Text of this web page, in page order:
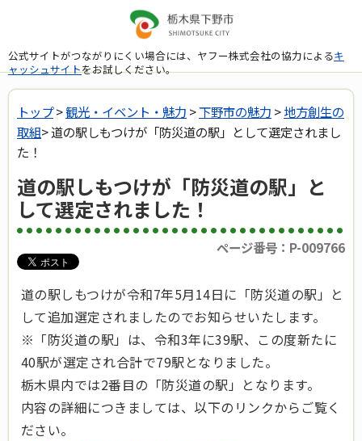
公式サイトがつながりにくい場合には、ヤフー株式会社の協力によるキ
ャッシュサイトをお試しください。
トップ>観光・イベント・魅力 >下野市の魅力 >地方創生の
取組> 道の駅しもつけが「防災道の駅」として選定されまし
た！
道の駅しもつけが「防災道の駅」と
して選定されました！
ページ番号：P-009766
道の駅しもつけが令和7年5月14日に「防災道の駅」と
して追加選定されましたのでお知らせいたします。
※「防災道の駅」は、令和3年に39駅、この度新たに
40駅が選定され合計で79駅となりました。
栃木県内では2番目の「防災道の駅」となります。
内容の詳細につきましては、以下のリンクからご覧く
ださい。